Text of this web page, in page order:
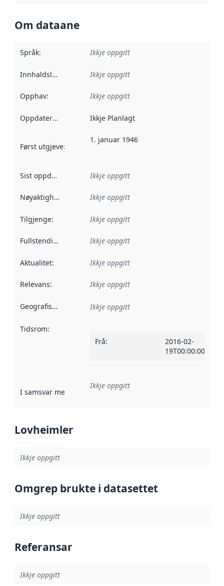
Om dataane
Språk: Ikkje oppgitt
Innhaldsleverandørar :
Ikkje oppgitt
Opphav: Ikkje oppgitt
Oppdateringsfrekvens :
Ikkje Planlagt
Først utgjeve: Denne datoen seier når dataa i dette
1. januar 1946
Sist oppdatert Ikkje oppgitt
Nøyaktigheit Ikkje oppgitt
Tilgjenge: Ikkje oppgitt
Fullstendigheit Ikkje oppgitt
Aktualitet: Ikkje oppgitt
Relevans: Ikkje oppgitt
Geografisk område Ikkje oppgitt
Tidsrom:
Frå:
2016-02-
19T00:00:00Z
I samsvar med Referanse til ei implementeringsregel eller
Ikkje oppgitt
Lovheimler
Ikkje oppgitt
Omgrep brukte i datasettet
Ikkje oppgitt
Referansar
Ikkje oppgitt